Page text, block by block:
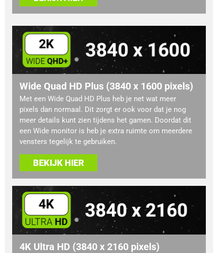
Wide Quad HD Plus (3840 x 1600 pixels)
Met een Wide Quad HD Plus heb je net wat meer
pixels dan normaal. Dit zorgt er ook voor dat je nog
meer details kunt zien tijdens het gamen. Doordat dit
een Wide monitor is heb je extra ruimte om meerdere
vensters tegelijk te gebruiken.
BEKIJK HIER
4K Ultra HD (3840 x 2160 pixels)